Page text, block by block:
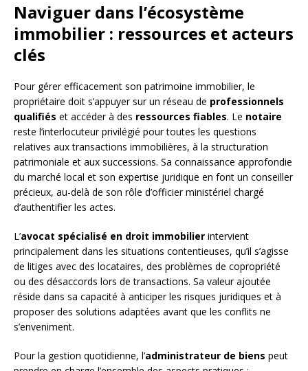
Naviguer dans l’écosystème
immobilier : ressources et acteurs
clés
Pour gérer efficacement son patrimoine immobilier, le
propriétaire doit s’appuyer sur un réseau de professionnels
qualifiés et accéder à des ressources fiables. Le notaire
reste l’interlocuteur privilégié pour toutes les questions
relatives aux transactions immobilières, à la structuration
patrimoniale et aux successions. Sa connaissance approfondie
du marché local et son expertise juridique en font un conseiller
précieux, au-delà de son rôle d’officier ministériel chargé
d’authentifier les actes.
L’avocat spécialisé en droit immobilier intervient
principalement dans les situations contentieuses, qu’il s’agisse
de litiges avec des locataires, des problèmes de copropriété
ou des désaccords lors de transactions. Sa valeur ajoutée
réside dans sa capacité à anticiper les risques juridiques et à
proposer des solutions adaptées avant que les conflits ne
s’enveniment.
Pour la gestion quotidienne, l’administrateur de biens peut